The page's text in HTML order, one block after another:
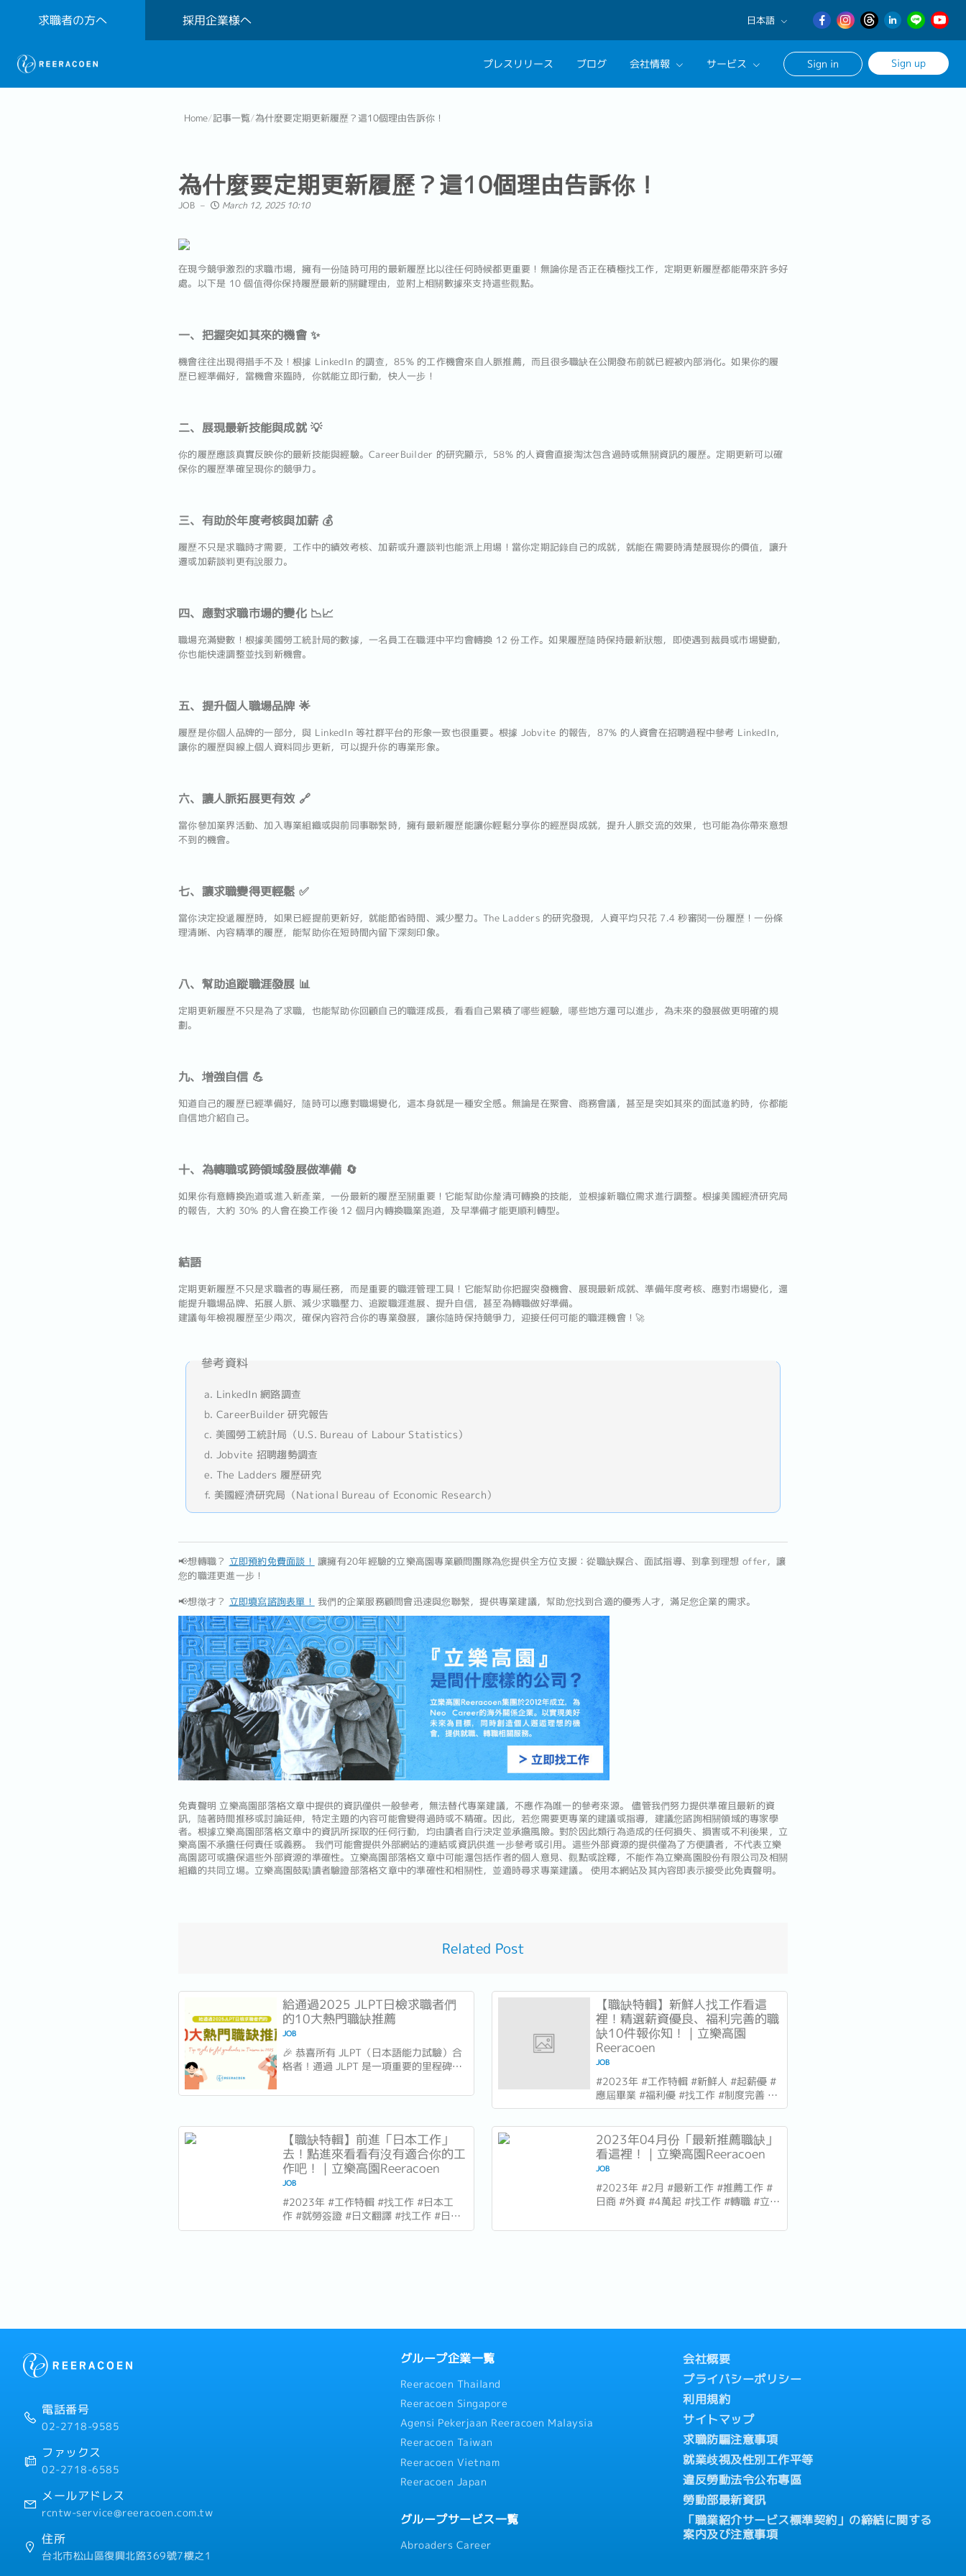
求職者の方へ 採用企業様へ 日本語
English
日本語
プレスリリース ブログ 会社情報
グループ代表メッセージ
採用情報
サービス Sign in Sign up
Home/記事一覧/為什麼要定期更新履歷？這10個理由告訴你！
為什麼要定期更新履歷？這10個理由告訴你！
JOB March 12, 2025 10:10
在現今競爭激烈的求職市場，擁有一份隨時可用的最新履歷比以往任何時候都更重要！無論你是否正在積極找工作，定期更新履歷都能帶來許多好
處。以下是 10 個值得你保持履歷最新的關鍵理由，並附上相關數據來支持這些觀點。
一、把握突如其來的機會 ✨
機會往往出現得措手不及！根據 LinkedIn 的調查，85% 的工作機會來自人脈推薦，而且很多職缺在公開發布前就已經被內部消化。如果你的履
歷已經準備好，當機會來臨時，你就能立即行動，快人一步！
二、展現最新技能與成就 💡
你的履歷應該真實反映你的最新技能與經驗。CareerBuilder 的研究顯示，58% 的人資會直接淘汰包含過時或無關資訊的履歷。定期更新可以確
保你的履歷準確呈現你的競爭力。
三、有助於年度考核與加薪 💰
履歷不只是求職時才需要，工作中的績效考核、加薪或升遷談判也能派上用場！當你定期記錄自己的成就，就能在需要時清楚展現你的價值，讓升
遷或加薪談判更有說服力。
四、應對求職市場的變化 📉📈
職場充滿變數！根據美國勞工統計局的數據，一名員工在職涯中平均會轉換 12 份工作。如果履歷隨時保持最新狀態，即使遇到裁員或市場變動，
你也能快速調整並找到新機會。
五、提升個人職場品牌 🌟
履歷是你個人品牌的一部分，與 LinkedIn 等社群平台的形象一致也很重要。根據 Jobvite 的報告，87% 的人資會在招聘過程中參考 LinkedIn，
讓你的履歷與線上個人資料同步更新，可以提升你的專業形象。
六、讓人脈拓展更有效 🔗
當你參加業界活動、加入專業組織或與前同事聯繫時，擁有最新履歷能讓你輕鬆分享你的經歷與成就，提升人脈交流的效果，也可能為你帶來意想
不到的機會。
七、讓求職變得更輕鬆 ✅
當你決定投遞履歷時，如果已經提前更新好，就能節省時間、減少壓力。The Ladders 的研究發現，人資平均只花 7.4 秒審閱一份履歷！一份條
理清晰、內容精準的履歷，能幫助你在短時間內留下深刻印象。
八、幫助追蹤職涯發展 📊
定期更新履歷不只是為了求職，也能幫助你回顧自己的職涯成長，看看自己累積了哪些經驗，哪些地方還可以進步，為未來的發展做更明確的規
劃。
九、增強自信 💪
知道自己的履歷已經準備好，隨時可以應對職場變化，這本身就是一種安全感。無論是在聚會、商務會議，甚至是突如其來的面試邀約時，你都能
自信地介紹自己。
十、為轉職或跨領域發展做準備 🔄
如果你有意轉換跑道或進入新產業，一份最新的履歷至關重要！它能幫助你釐清可轉換的技能，並根據新職位需求進行調整。根據美國經濟研究局
的報告，大約 30% 的人會在換工作後 12 個月內轉換職業跑道，及早準備才能更順利轉型。
結語
定期更新履歷不只是求職者的專屬任務，而是重要的職涯管理工具！它能幫助你把握突發機會、展現最新成就、準備年度考核、應對市場變化，還
能提升職場品牌、拓展人脈、減少求職壓力、追蹤職涯進展、提升自信，甚至為轉職做好準備。
建議每年檢視履歷至少兩次，確保內容符合你的專業發展，讓你隨時保持競爭力，迎接任何可能的職涯機會！🚀
參考資料
a. LinkedIn 網路調查
b. CareerBuilder 研究報告
c. 美國勞工統計局（U.S. Bureau of Labour Statistics）
d. Jobvite 招聘趨勢調查
e. The Ladders 履歷研究
f. 美國經濟研究局（National Bureau of Economic Research）
📢想轉職？ 立即預約免費面談！ 讓擁有20年經驗的立樂高園專業顧問團隊為您提供全方位支援：從職缺媒合、面試指導、到拿到理想 offer，讓
您的職涯更進一步！
📢想徵才？ 立即填寫諮詢表單！ 我們的企業服務顧問會迅速與您聯繫，提供專業建議，幫助您找到合適的優秀人才，滿足您企業的需求。
免責聲明 立樂高園部落格文章中提供的資訊僅供一般參考，無法替代專業建議，不應作為唯一的參考來源。 儘管我們努力提供準確且最新的資
訊，隨著時間推移或討論延伸，特定主題的內容可能會變得過時或不精確。因此，若您需要更專業的建議或指導，建議您諮詢相關領域的專家學
者。根據立樂高園部落格文章中的資訊所採取的任何行動，均由讀者自行決定並承擔風險。對於因此類行為造成的任何損失、損害或不利後果，立
樂高園不承擔任何責任或義務。 我們可能會提供外部網站的連結或資訊供進一步參考或引用。這些外部資源的提供僅為了方便讀者，不代表立樂
高園認可或擔保這些外部資源的準確性。立樂高園部落格文章中可能還包括作者的個人意見、觀點或詮釋，不能作為立樂高園股份有限公司及相關
組織的共同立場。立樂高園鼓勵讀者驗證部落格文章中的準確性和相關性，並適時尋求專業建議。 使用本網站及其內容即表示接受此免責聲明。
Related Post
給通過2025 JLPT日檢求職者們
的10大熱門職缺推薦
JOB
🎉 恭喜所有 JLPT（日本語能力試驗）合
格者！通過 JLPT 是一項重要的里程碑，
日本貿易往來密切，文化交流頻繁，是雙
下 10 大熱門職缺，探索適合自己的職涯
方向！ 1....
【職缺特輯】新鮮人找工作看這
裡！精選薪資優良、福利完善的職
缺10件報你知！｜立樂高園
Reeracoen
JOB
#2023年 #工作特輯 #新鮮人 #起薪優 #
應屆畢業 #福利優 #找工作 #制度完善 #
日文 #日商 #立樂高園 ★全職缺超過400
礎?想進入日商的新鮮人們，為您精選10
項起薪優、制度完善，甚至可能有機會能
赴日進行訓練的超優工作給您！ ▼目次...
【職缺特輯】前進「日本工作」
去！點進來看看有沒有適合你的工
作吧！｜立樂高園Reeracoen
JOB
#2023年 #工作特輯 #找工作 #日本工
作 #就勞簽證 #日文翻譯 #找工作 #日本
求人 #日文 #日商 #立樂高園 ★全職缺超
2023年04月份「最新推薦職缺」
看這裡！｜立樂高園Reeracoen
JOB
#2023年 #2月 #最新工作 #推薦工作 #
日商 #外資 #4萬起 #找工作 #轉職 #立樂
5件！ 找工作?轉職?趕緊來立樂高園看看
電話番号
02-2718-9585
ファックス
02-2718-6585
メールアドレス
rcntw-service@reeracoen.com.tw
住所
台北市松山區復興北路369號7樓之1
グループ企業一覧
Reeracoen Thailand
Reeracoen Singapore
Agensi Pekerjaan Reeracoen Malaysia
Reeracoen Taiwan
Reeracoen Vietnam
Reeracoen Japan
グループサービス一覧
Abroaders Career
会社概要
プライバシーポリシー
利用規約
サイトマップ
求職防騙注意事項
就業歧視及性別工作平等
違反勞動法令公布專區
勞動部最新資訊
「職業紹介サービス標準契約」の締結に関する
案内及び注意事項